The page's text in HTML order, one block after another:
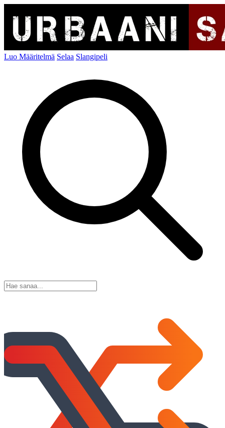
Luo Määritelmä Selaa Slangipeli